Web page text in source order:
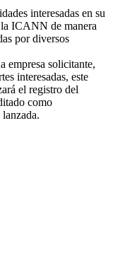
interesadas en su
la ICANN de manera
por diversos
empresa solicitante,
interesadas, este
el registro del
como